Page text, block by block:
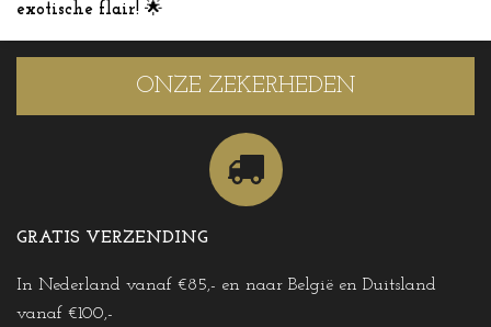
exotische flair! 🌟
ONZE ZEKERHEDEN
GRATIS VERZENDING
In Nederland vanaf €85,- en naar België en Duitsland
vanaf €100,-